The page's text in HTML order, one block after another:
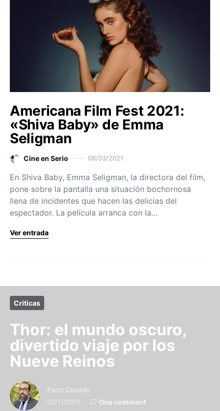
Americana Film Fest 2021:
«Shiva Baby» de Emma
Seligman
Cine en Serio 08/03/2021
En Shiva Baby, Emma Seligman, la directora del film,
pone sobre la pantalla una situación bochornosa
llena de incidentes que hacen las delicias del
espectador. La película arranca con la…
Ver entrada
Críticas
Thor: el mundo oscuro,
divertido viaje por los
Nueve Reinos
Paco Casado
03/11/2013 One comment